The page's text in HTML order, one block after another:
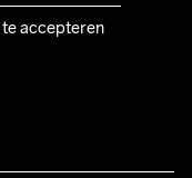
te accepteren